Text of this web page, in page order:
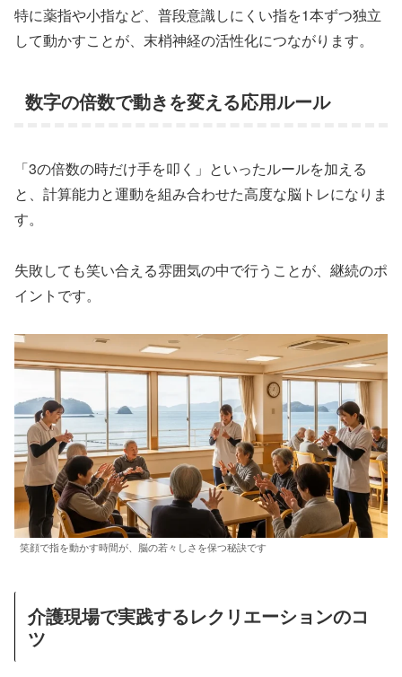
特に薬指や小指など、普段意識しにくい指を1本ずつ独立
して動かすことが、末梢神経の活性化につながります。
数字の倍数で動きを変える応用ルール
「3の倍数の時だけ手を叩く」といったルールを加える
と、計算能力と運動を組み合わせた高度な脳トレになりま
す。
失敗しても笑い合える雰囲気の中で行うことが、継続のポ
イントです。
笑顔で指を動かす時間が、脳の若々しさを保つ秘訣です
介護現場で実践するレクリエーションのコ
ツ